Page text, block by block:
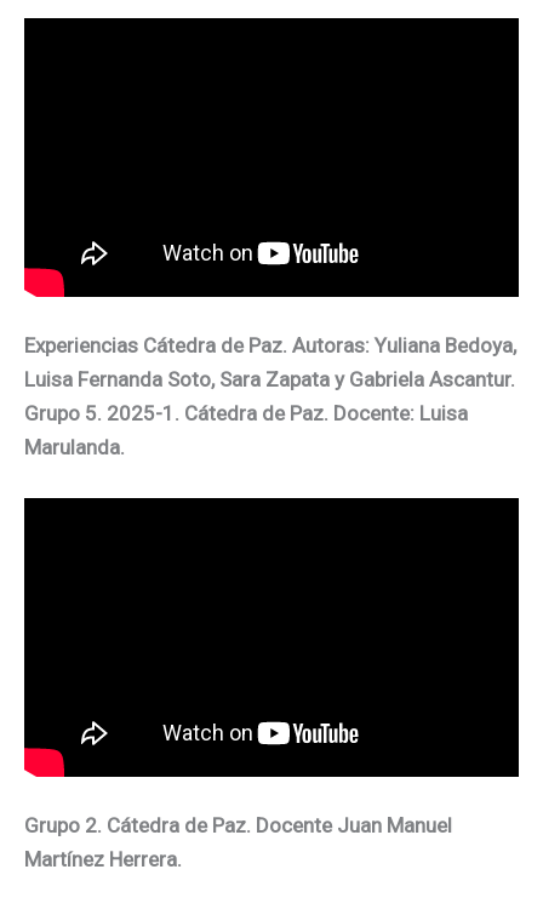
Experiencias Cátedra de Paz. Autoras: Yuliana Bedoya,
Luisa Fernanda Soto, Sara Zapata y Gabriela Ascantur.
Grupo 5. 2025-1. Cátedra de Paz. Docente: Luisa
Marulanda.
Grupo 2. Cátedra de Paz. Docente Juan Manuel
Martínez Herrera.